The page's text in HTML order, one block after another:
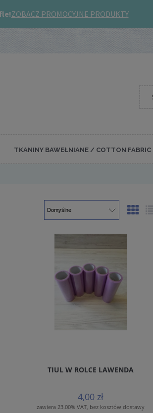
TKANINY BAWEŁNIANE / COTTON FABRIC
TIUL W ROLCE LAWENDA
4,00 zł
zawiera 23.00% VAT, bez kosztów dostawy